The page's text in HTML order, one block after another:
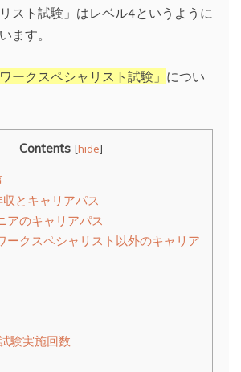
スト試験」はレベル4というように
ます。
ークスペシャリスト試験」 につい
Contents [hide]
とキャリアパス
アのキャリアパス
ークスペシャリスト以外のキャリア
験実施回数